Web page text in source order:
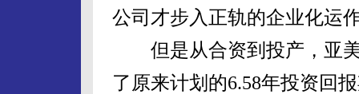
公司才步入正轨的企业化运
但是从合资到投产，亚美
了原来计划的6.58年投资回